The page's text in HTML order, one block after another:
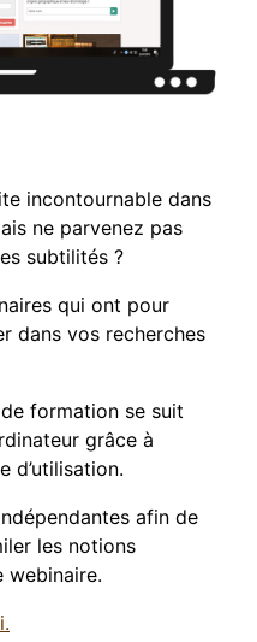
incontournable dans
ne parvenez pas
subtilités ?
qui ont pour
dans vos recherches
formation se suit
grâce à
d’utilisation.
afin de
les notions
webinaire.